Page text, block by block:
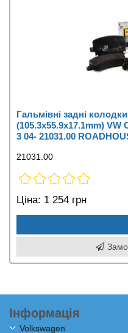
Гальмівні задні
(105.3х55.9х17.1mm)
3 04- 21031.00
21031.00
Ціна: 1 254 грн
Інформація
Volkswagen